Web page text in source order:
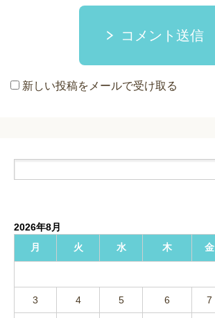
コメント送信
新しい投稿をメールで受け取る
2026年8月
月
火 水 木 金
3 4 5 6 7